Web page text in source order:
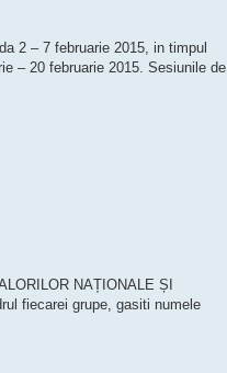
2 – 7 februarie 2015, in timpul
– 20 februarie 2015. Sesiunile de
NAȚIONALE ȘI
fiecarei grupe, gasiti numele